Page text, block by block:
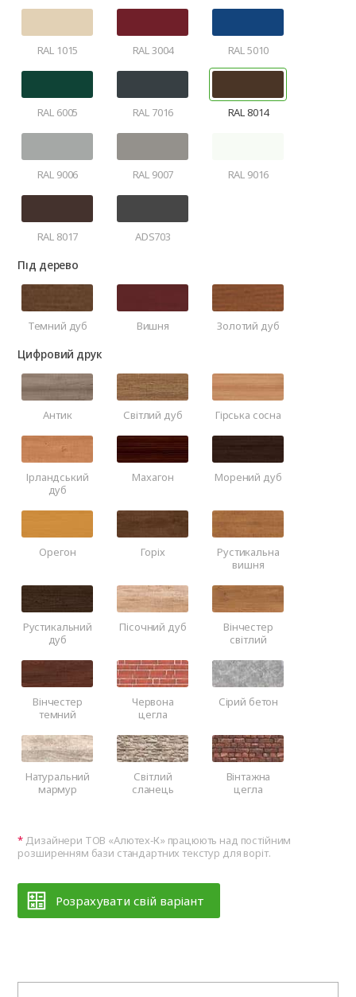
RAL 1015 RAL 3004 RAL 5010
RAL 6005 RAL 7016 RAL 8014
RAL 9006 RAL 9007 RAL 9016
RAL 8017 ADS703
Під дерево
Темний дуб Вишня Золотий дуб
Цифровий друк
Антик Світлий дуб Гірська сосна
Ірландський
дуб
Махагон Морений дуб
Орегон Горіх
Рустикальна
вишня
Рустикальний
дуб
Пісочний дуб
Вінчестер
світлий
Вінчестер
темний
Червона
цегла
Сірий бетон
Натуральний
мармур
Світлий
сланець
Вінтажна
цегла
Дизайнери ТОВ «Алютех‑К» працюють над постійним
розширенням бази стандартних текстур для воріт.
Розрахувати свій варіант